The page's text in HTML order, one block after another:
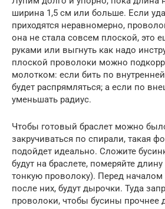
ширина 1,5 см или больше. Если
приходятся неравномерно,
она не стала совсем плоской, это
руками или выгнуть как надо
плоской проволоки можно
молотком: если бить по
будет распрямляться; а если по
уменьшать радиус.
Чтобы готовый браслет можно
закручиваться по спирали, такая
подойдет идеально. Сложите
будут на браслете, померяйте
тонкую проволоку). Перед началом
после них, будут дырочки. Туда
проволоки, чтобы бусины прочнее